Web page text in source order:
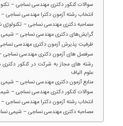
سوالات کنکور دکتری مهندسی نساجی –
انتخاب رشته آزمون دکترا مهندسی نساجی
مصاحبه دکتری مهندسی نساجی – تکنولوژی
گرایش‌های دکتری مهندسی نساجی – شیمی
ظرفیت پذیرش آزمون دکتری مهندسی
سرفصل های آزمون دکتری مهندسی نساجی
رشته های مجاز به شرکت در کنکور
علوم الیاف
منابع آزمون دکتری مهندسی نساجی – شیمی
سوالات کنکور دکتری مهندسی نساجی –
انتخاب رشته آزمون دکترا مهندسی نساجی
مصاحبه دکتری مهندسی نساجی – شیمی